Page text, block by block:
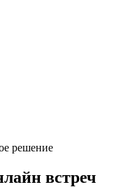
встреч